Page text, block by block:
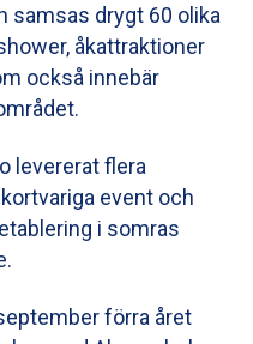
samsas drygt 60 olika
åk­attraktioner
också innebär
levererat flera
event och
i somras
förra året